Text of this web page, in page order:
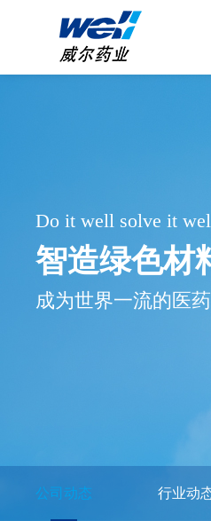
Do it well solve it
智造绿色材
成为世界一流的医
公司动态 行业动